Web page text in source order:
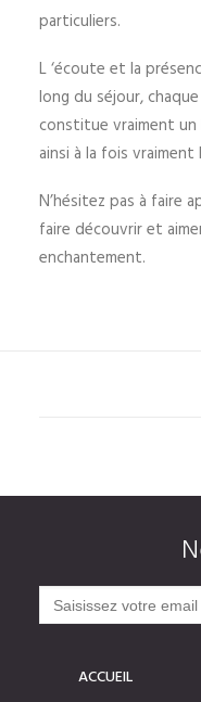
particuliers.
L ‘écoute et la
long du séjour,
constitue vraiment
ainsi à la fois
N’hésitez pas à faire
faire découvrir et
enchantement.
ACCUEIL